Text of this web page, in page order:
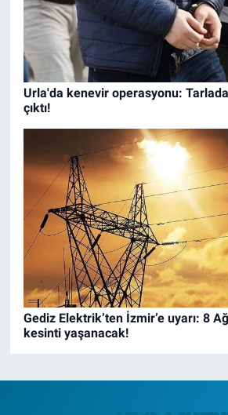
Urla'da kenevir operasyonu:
çıktı!
Gediz Elektrik’ten İzmir’e uyarı: 8
kesinti yaşanacak!